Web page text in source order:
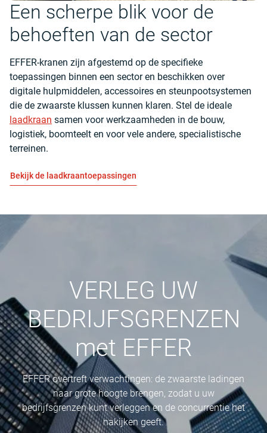
Een scherpe blik voor de
behoeften van de sector
EFFER-kranen zijn afgestemd op de specifieke
toepassingen binnen een sector en beschikken over
digitale hulpmiddelen, accessoires en steunpootsystemen
die de zwaarste klussen kunnen klaren. Stel de ideale
laadkraan samen voor werkzaamheden in de bouw,
logistiek, boomteelt en voor vele andere, specialistische
terreinen.
Bekijk de laadkraantoepassingen
VERLEG UW
BEDRIJFSGRENZEN
met EFFER
EFFER overtreft verwachtingen: de zwaarste ladingen
naar grote hoogte brengen, zodat u uw
bedrijfsgrenzen kunt verleggen en de concurrentie het
nakijken geeft.